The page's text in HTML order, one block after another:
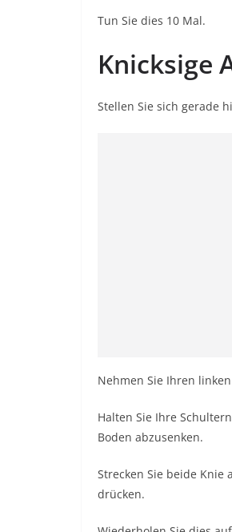
Tun Sie dies 10 Mal.
Knicksige
Stellen Sie sich gerade
Nehmen Sie Ihren
Halten Sie Ihre
Boden abzusenken.
Strecken Sie beide Knie
drücken.